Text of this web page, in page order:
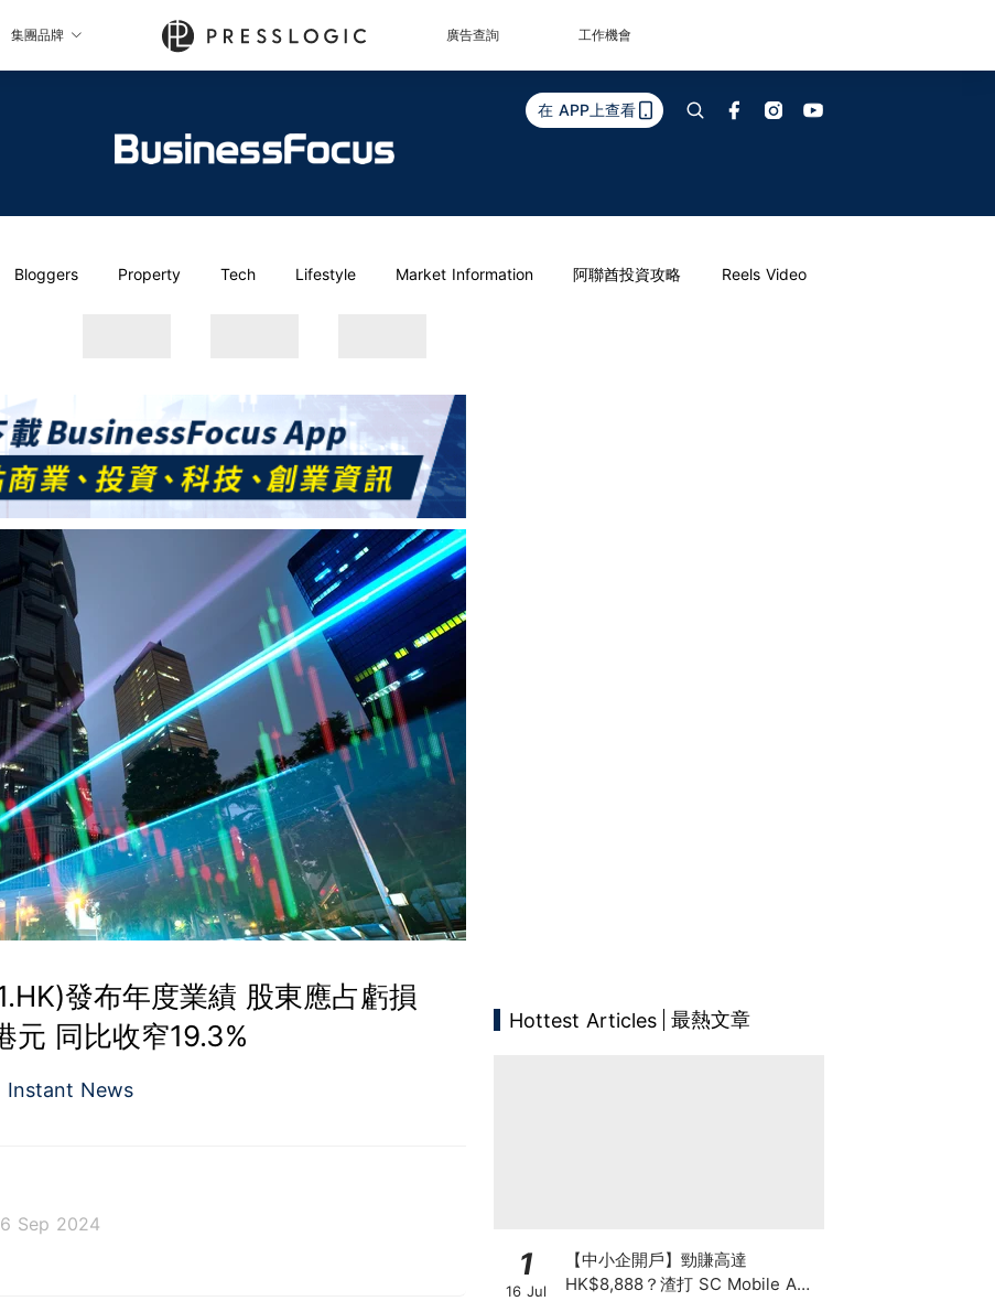
集團品牌 廣告查詢 工作機會
在 APP上查看
Bloggers Property Tech Lifestyle Market Information 阿聯酋投資攻略 Reels Video
發布年度業績 股東應占虧損
元 同比收窄19.3%
Instant News
Sep 2024
Hottest Articles 最熱文章
1
16 Jul
【中小企開戶】勁賺高達
HK$8,888？渣打 SC Mobile App